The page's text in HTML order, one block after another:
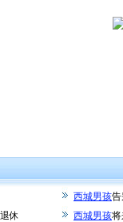
西城男孩
休 西城男孩